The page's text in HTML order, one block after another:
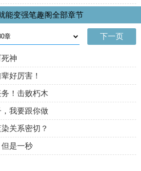
能变强笔趣阁全部章节
下一页
神
好厉害！
！击败朽木
我要跟你做
关系密切？
是一秒